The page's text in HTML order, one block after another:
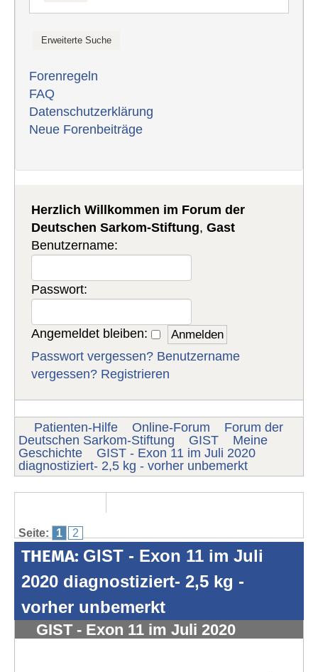
Forenregeln
FAQ
Datenschutzerklärung
Neue Forenbeiträge
Herzlich Willkommen im Forum der
Deutschen Sarkom-Stiftung,Gast
Benutzername:
Passwort:
Angemeldet bleiben:
Passwort vergessen? Benutzername
vergessen? Registrieren
Patienten-Hilfe Online-Forum
Forum der
Deutschen Sarkom-Stiftung
GIST
Meine
Geschichte
GIST - Exon 11 im Juli 2020
diagnostiziert- 2,5 kg - vorher unbemerkt
Seite: 1 2
THEMA: GIST - Exon 11 im Juli
2020 diagnostiziert- 2,5 kg -
vorher unbemerkt
GIST - Exon 11 im Juli 2020